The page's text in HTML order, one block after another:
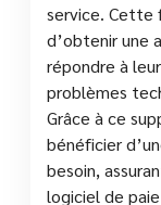
service. Cette
d’obtenir une
répondre à
problèmes
Grâce à ce
bénéficier
besoin,
logiciel de